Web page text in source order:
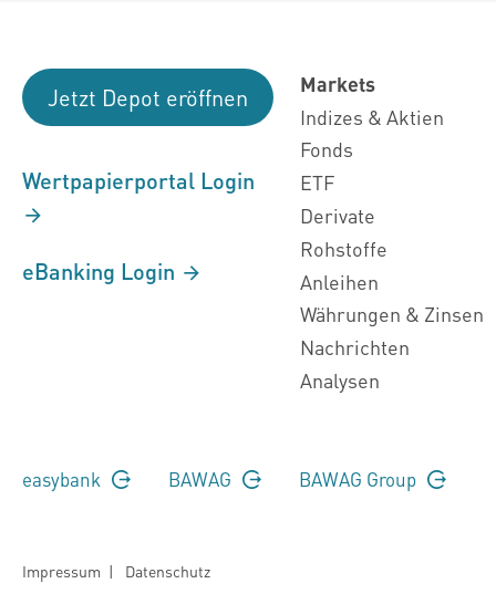
Jetzt Depot eröffnen
Wertpapierportal Login
eBanking Login
Markets
Indizes & Aktien
Fonds
ETF
Derivate
Rohstoffe
Anleihen
Währungen & Zinsen
Nachrichten
Analysen
easybank BAWAG BAWAG Group
Impressum | Datenschutz